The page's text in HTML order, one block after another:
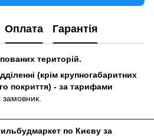
Оплата Гарантія
територій.
(крім крупногабаритних
покриття) - за тарифами
по Києву за